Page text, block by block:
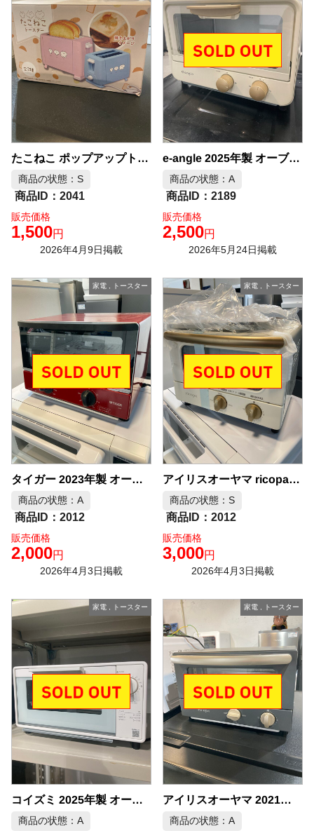
たこねこ ポップアップトースター ピンク 未使用品 中古品販売
商品の状態：S
2041
販売価格
1,500円
2026年4月9日掲載
e-angle 2025年製 オーブントースター 中古品販売
商品の状態：A
2189
販売価格
2,500円
2026年5月24日掲載
家電, トースター
タイガー 2023年製 オーブントースター 中古品販売
商品の状態：A
2012
販売価格
2,000円
2026年4月3日掲載
家電 トースター
アイリスオーヤマ ricopa オーブントースター 未使用品 中古品販売
商品の状態：S
2012
販売価格
3,000円
2026年4月3日掲載
家電, トースター
コイズミ 2025年製 オーブントースター 中古品販売
商品の状態：A
家電 トースター
アイリスオーヤマ 2021年製 オーブントースター 中古品販売
商品の状態：A